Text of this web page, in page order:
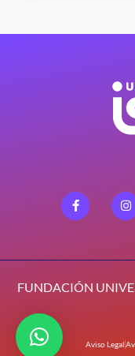
FUNDACIÓN
Aviso Legal